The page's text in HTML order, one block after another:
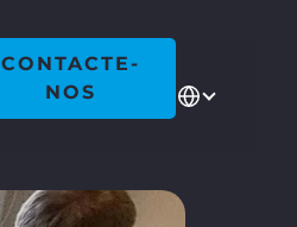
CONTACTE-
NOS